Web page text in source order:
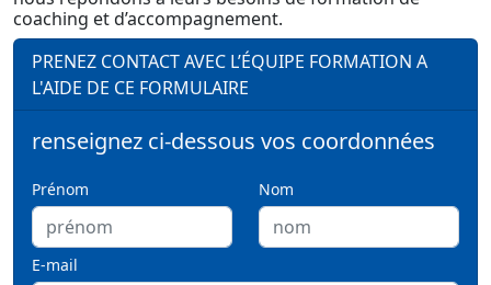
coaching et d’accompagnement.
PRENEZ CONTACT AVEC L’ÉQUIPE FORMATION A
L'AIDE DE CE FORMULAIRE
renseignez ci-dessous vos coordonnées
Prénom Nom
E-mail